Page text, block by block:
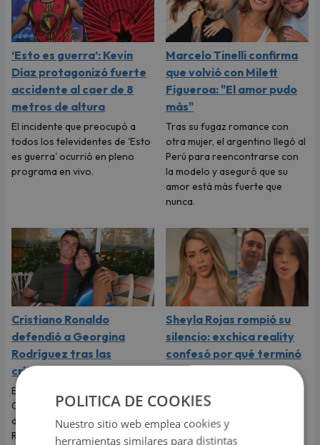
‘Esto es guerra’: Kevin
Díaz protagonizó fuerte
accidente al caer de 8
metros de altura
El incidente que preocupó a
todos los televidentes de 'Esto
es guerra' ocurrió en pleno
programa en vivo.
Marcelo Tinelli confirma
que volvió con Milett
Figueroa: "El amor pudo
más"
Tras su fugaz romance con
otra mujer, el argentino llegó al
Perú para reencontrarse con
la modelo y aseguró que su
amor está más fuerte que
nunca.
Cristiano Ronaldo
defendió a Georgina
Rodríguez tras las
críticas por su físico
El futbolista portugués
Cristiano Ronaldo no dudó en
defender a Georgina
Rodríguez y recordarle lo
Sheyla Rojas rompió su
silencio: exchica reality
confesó por qué terminó
con ‘Sir Winston’
explicó la razón de su ruptura
con el empresario mexicano.
Te contamos todos los
POLITICA DE COOKIES
Nuestro sitio web emplea cookies y
herramientas similares para distintas